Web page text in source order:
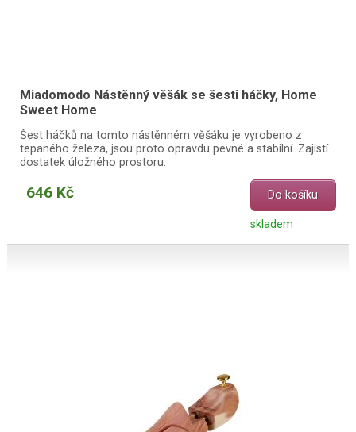
Miadomodo Nástěnný věšák se šesti háčky, Home
Sweet Home
Šest háčků na tomto nástěnném věšáku je vyrobeno z
tepaného železa, jsou proto opravdu pevné a stabilní. Zajistí
dostatek úložného prostoru.
646 Kč Do košíku
skladem